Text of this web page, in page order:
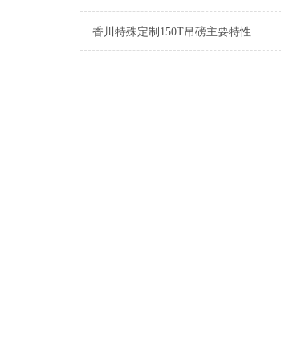
香川特殊定制150T吊磅主要特性